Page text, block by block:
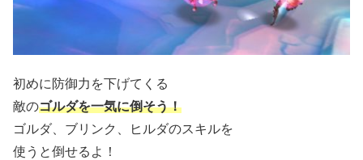
初めに防御力を下げてくる
敵のゴルダを一気に倒そう！
ゴルダ、ブリンク、ヒルダのスキルを
使うと倒せるよ！